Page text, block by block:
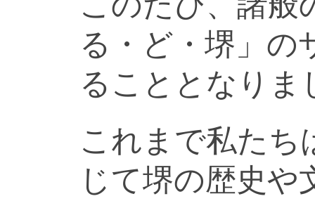
る・ど・堺」の
ることとなりま
これまで私たち
じて堺の歴史や